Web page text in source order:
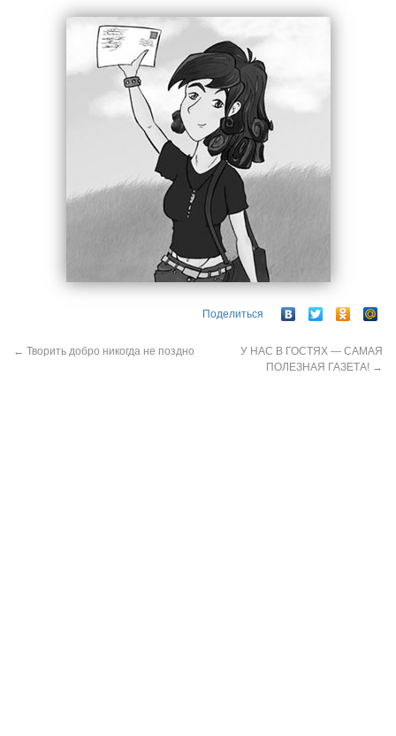
Поделиться
← Творить добро никогда не поздно
У НАС В ГОСТЯХ — САМАЯ
ПОЛЕЗНАЯ ГАЗЕТА! →